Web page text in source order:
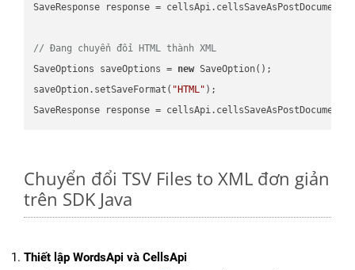
SaveResponse response =
// Đang chuyển đổi HTML thành XML
SaveOptions saveOptions = new SaveOption();
saveOption.setSaveFormat( "HTML" );
SaveResponse response =
Chuyển đổi TSV Files to XML đơn giản
trên SDK Java
Thiết lập WordsApi và CellsApi